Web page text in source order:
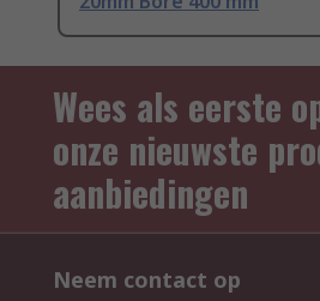
Wees als eerste
onze nieuwste
aanbiedingen
Neem contact op